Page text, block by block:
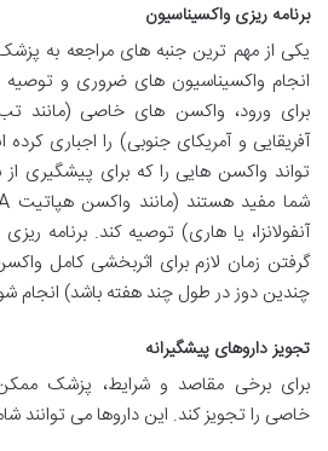
برنامه ریزی واکسیناسیون
یکی از مهم ترین جنبه های مراجعه به
انجام واکسیناسیون های ضروری و
برای ورود، واکسن های خاصی (مانند
آفریقایی و آمریکای جنوبی) را اجباری
تواند واکسن هایی را که برای پیشگیری
آنفولانزا، یا هاری) توصیه کند. برنامه
گرفتن زمان لازم برای اثربخشی کامل
چندین دوز در طول چند هفته باشد) انجام
تجویز داروهای پیشگیرانه
برای برخی مقاصد و شرایط، پزشک
خاصی را تجویز کند. این داروها می توانند